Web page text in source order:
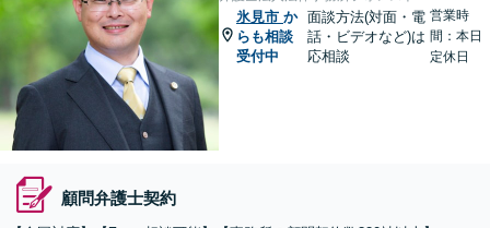
氷見市 か
らも相談
受付中
面談方法(対面・電
話・ビデオなど)は
応相談
営業時
間：本日
定休日
顧問弁護士契約